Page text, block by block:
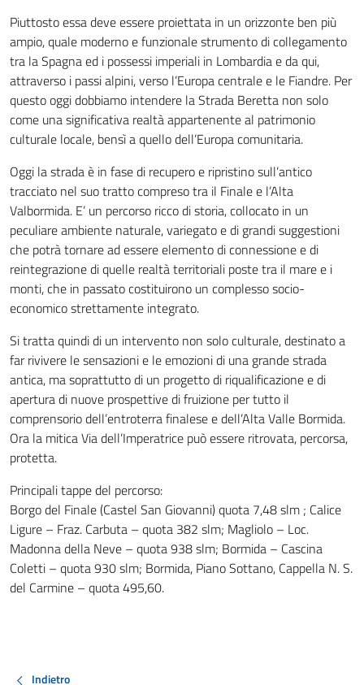
Piuttosto essa deve essere proiettata in un orizzonte ben più
ampio, quale moderno e funzionale strumento di collegamento
tra la Spagna ed i possessi imperiali in Lombardia e da qui,
attraverso i passi alpini, verso l’Europa centrale e le Fiandre. Per
questo oggi dobbiamo intendere la Strada Beretta non solo
come una significativa realtà appartenente al patrimonio
culturale locale, bensì a quello dell’Europa comunitaria.
Oggi la strada è in fase di recupero e ripristino sull’antico
tracciato nel suo tratto compreso tra il Finale e l’Alta
Valbormida. E’ un percorso ricco di storia, collocato in un
peculiare ambiente naturale, variegato e di grandi suggestioni
che potrà tornare ad essere elemento di connessione e di
reintegrazione di quelle realtà territoriali poste tra il mare e i
monti, che in passato costituirono un complesso socio-
economico strettamente integrato.
Si tratta quindi di un intervento non solo culturale, destinato a
far rivivere le sensazioni e le emozioni di una grande strada
antica, ma soprattutto di un progetto di riqualificazione e di
apertura di nuove prospettive di fruizione per tutto il
comprensorio dell’entroterra finalese e dell’Alta Valle Bormida.
Ora la mitica Via dell’Imperatrice può essere ritrovata, percorsa,
protetta.
Principali tappe del percorso:
Borgo del Finale (Castel San Giovanni) quota 7,48 slm ; Calice
Ligure – Fraz. Carbuta – quota 382 slm; Magliolo – Loc.
Madonna della Neve – quota 938 slm; Bormida – Cascina
Coletti – quota 930 slm; Bormida, Piano Sottano, Cappella N. S.
del Carmine – quota 495,60.
Indietro